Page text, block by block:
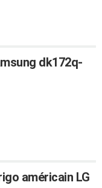
dk172q-
américain LG